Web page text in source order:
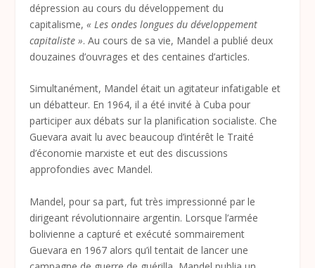
dépression au cours du développement du
capitalisme,« Les ondes longues du développement
capitaliste ». Au cours de sa vie, Mandel a publié deux
douzaines d’ouvrages et des centaines d’articles.
Simultanément, Mandel était un agitateur infatigable et
un débatteur. En 1964, il a été invité à Cuba pour
participer aux débats sur la planification socialiste. Che
Guevara avait lu avec beaucoup d’intérêt le Traité
d’économie marxiste et eut des discussions
approfondies avec Mandel.
Mandel, pour sa part, fut très impressionné par le
dirigeant révolutionnaire argentin. Lorsque l’armée
bolivienne a capturé et exécuté sommairement
Guevara en 1967 alors qu’il tentait de lancer une